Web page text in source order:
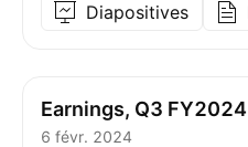
Diapositives
Earnings, Q3 FY2024
6 févr. 2024